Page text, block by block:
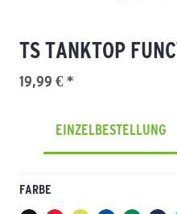
TS TANKTOP
19,99 € *
EINZELBESTELLUNG
FARBE